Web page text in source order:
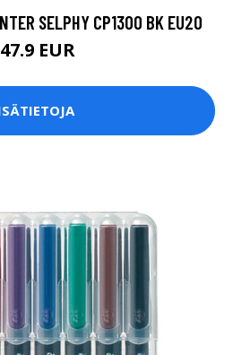
SELPHY CP1300 BK EU20
EUR